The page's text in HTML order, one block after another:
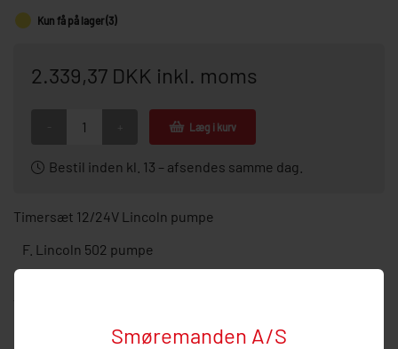
Smøremanden A/S
Kun få på lager (3)
2.339,37 DKK inkl. moms
Læg i kurv
Bestil inden kl. 13 – afsendes samme dag.
Timersæt 12/24V Lincoln pumpe
Lincoln 502 pumpe